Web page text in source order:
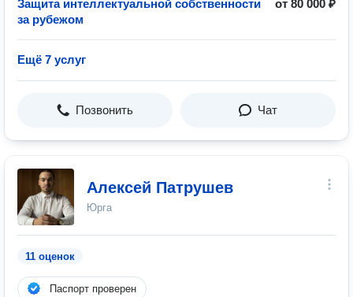
Защита интеллектуальной собственности
за рубежом
от 80 000 ₽
Ещё 7 услуг
Позвонить Чат
Алексей Патрушев
Юрга
11 оценок
Паспорт проверен